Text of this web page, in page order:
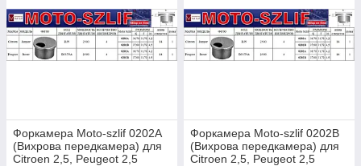
Форкамера Moto-szlif 0202A
(Вихрова передкамера) для
Citroen 2,5, Peugeot 2,5
Форкамера Moto-szlif 0202B
(Вихрова передкамера) для
Citroen 2,5, Peugeot 2,5